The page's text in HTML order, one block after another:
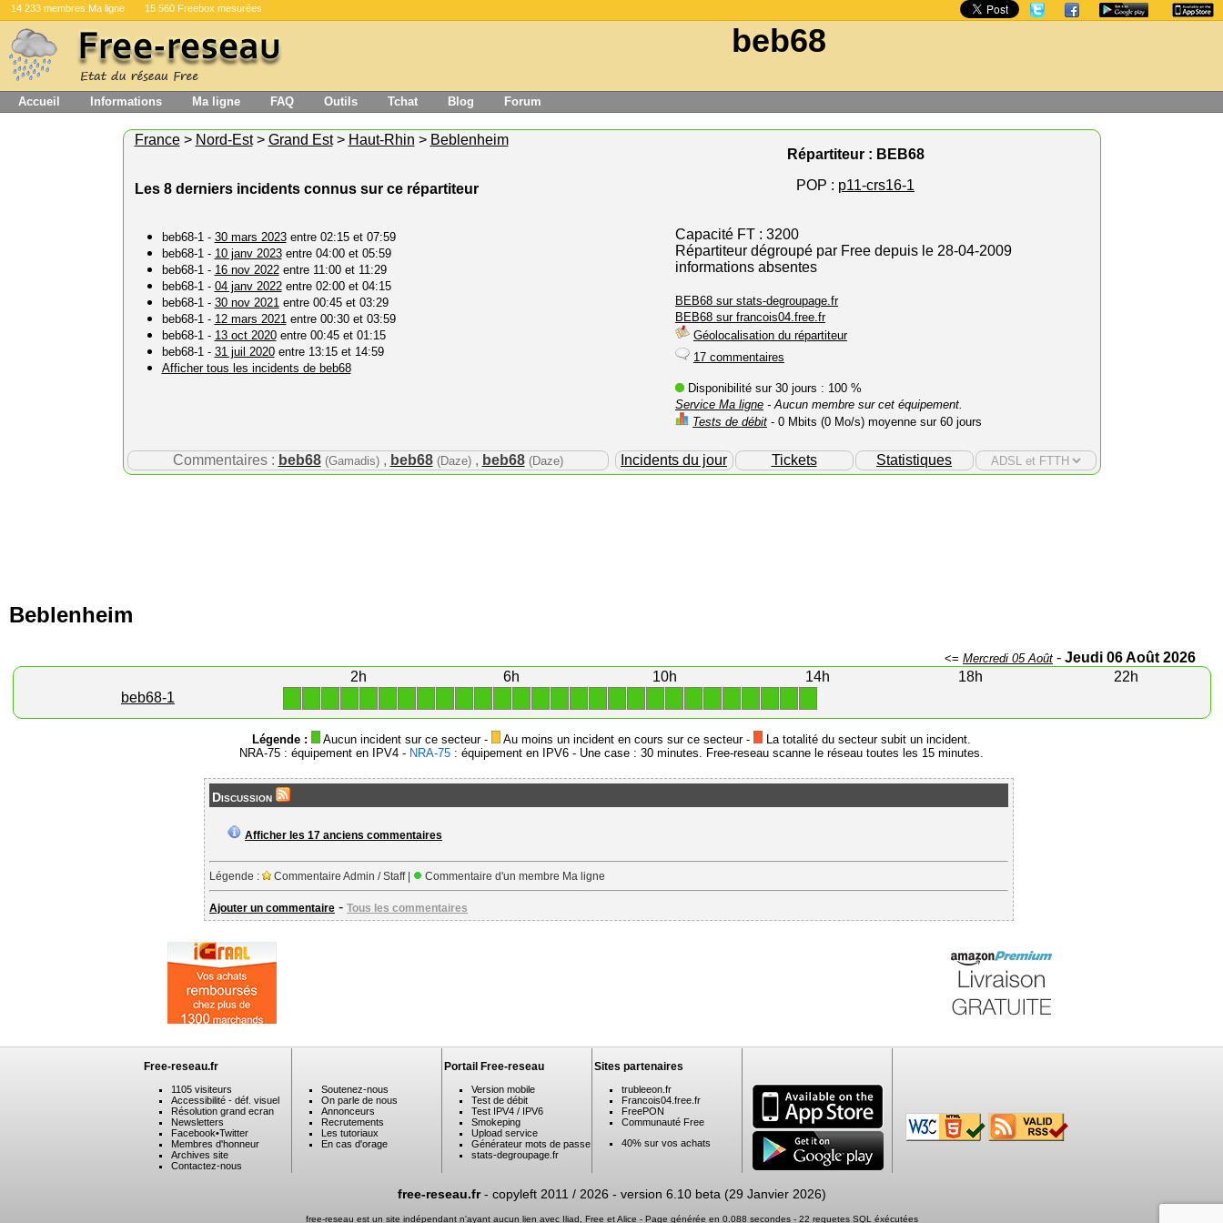
14 233 membres Ma ligne 15 560 Freebox mesurées
beb68
Accueil Informations Ma ligne FAQ Outils Tchat Blog Forum
France> Nord-Est> Grand Est> Haut-Rhin > Beblenheim
Les 8 derniers incidents connus sur ce répartiteur
beb68-1 - 30 mars 2023entre 02:15 et 07:59
beb68-1 - 10 janv 2023entre 04:00 et 05:59
beb68-1 - 16 nov 2022entre 11:00 et 11:29
beb68-1 - 04 janv 2022entre 02:00 et 04:15
beb68-1 - 30 nov 2021entre 00:45 et 03:29
beb68-1 - 12 mars 2021entre 00:30 et 03:59
beb68-1 - 13 oct 2020entre 00:45 et 01:15
beb68-1 - 31 juil 2020entre 13:15 et 14:59
Afficher tous les incidents de beb68
Répartiteur : BEB68
POP : p11-crs16-1
Capacité FT : 3200
Répartiteur dégroupé par Free depuis le 28-04-2009
informations absentes
BEB68 sur stats-degroupage.fr
BEB68 sur francois04.free.fr
Géolocalisation du répartiteur
17 commentaires
Disponibilité sur 30 jours : 100 %
Service Ma ligne - Aucun membre sur cet équipement.
Tests de débit - 0 Mbits (0 Mo/s) moyenne sur 60 jours
Commentaires : beb68 (Gamadis), beb68 (Daze), beb68 (Daze) Incidents du jour Tickets Statistiques
Beblenheim
<= Mercredi 05 Août - Jeudi 06 Août 2026
2h
6h 10h 14h 18h
22h
beb68-1
Légende : Aucun incident sur ce secteur - Au moins un incident en cours sur ce secteur -
La totalité du secteur subit un incident.
NRA-75 : équipement en IPV4 - NRA-75 : équipement en IPV6 - Une case : 30 minutes. Free-reseau scanne le réseau toutes les 15 minutes.
Discussion
Afficher les 17 anciens commentaires
Légende : Commentaire Admin / Staff | Commentaire d'un membre Ma ligne
Ajouter un commentaire - Tous les commentaires
Free-reseau.fr
1105 visiteurs
Accessibilité - déf. visuel
Résolution grand ecran
Newsletters
Facebook•Twitter
Membres d'honneur
Archives site
Contactez-nous
Soutenez-nous
On parle de nous
Annonceurs
Recrutements
Les tutoriaux
En cas d'orage
Portail Free-reseau
Version mobile
Test de débit
Test IPV4 / IPV6
Smokeping
Upload service
Générateur mots de passe
stats-degroupage.fr
Sites partenaires
trubleeon.fr
Francois04.free.fr
FreePON
Communauté Free
40% sur vos achats
free-reseau.fr- copyleft 2011 / 2026 - version 6.10 beta (29 Janvier 2026)
free-reseau est un site indépendant n'ayant aucun lien avec Iliad, Free et Alice - Page générée en 0.088 secondes - 22 requetes SQL éxécutées